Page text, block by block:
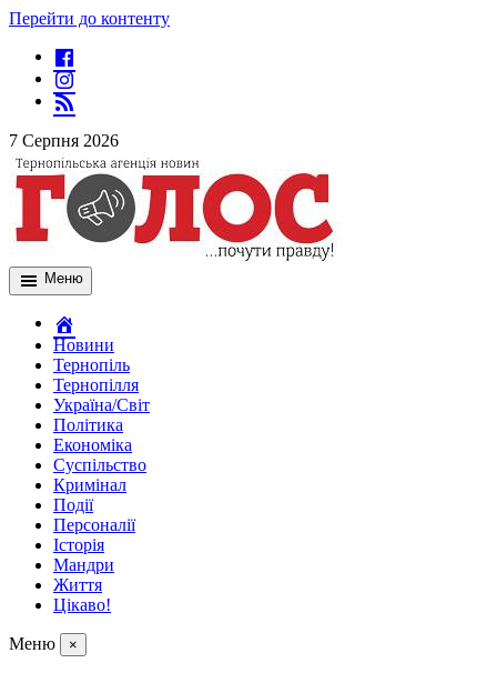
Перейти до контенту
7 Серпня 2026
Меню
Новини
Тернопіль
Тернопілля
Україна/Світ
Політика
Економіка
Суспільство
Кримінал
Події
Персоналії
Історія
Мандри
Життя
Цікаво!
Меню ×